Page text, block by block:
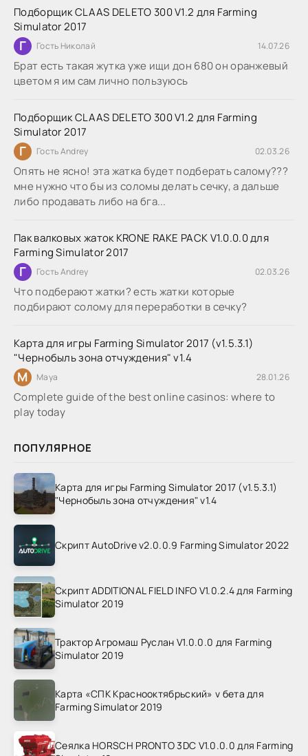
Подборщик CLAAS DELETO 300 V1.2 для Farming
Simulator 2017
Г Гость Николай 14.07.26
Брат есть такая жутка уже ищи дон 680 он оранжевый
цветом я им сам лично пользуюсь
Подборщик CLAAS DELETO 300 V1.2 для Farming
Simulator 2017
Г Гость Andrey 02.03.26
Опять не ясно! эта жатка будет подберать салому???
мне нужно что бы из соломы делать сечку, а дальше
либо продавать либо на бга...
Пак валковых жаток KRONE RAKE PACK V1.0.0.0 для
Farming Simulator 2017
Г Гость Andrey 02.03.26
Что подберают жатки? есть жатки которые
подбирают солому для переработки в сечку?
Карта для игры Farming Simulator 2017 (v1.5.3.1)
"Чернобыль зона отчуждения" v1.4
M Maya 28.01.26
Complete guide of the best online casinos: where to
play today
ПОПУЛЯРНОЕ
Карта для игры Farming Simulator 2017 (v1.5.3.1)
"Чернобыль зона отчуждения" v1.4
Скрипт AutoDrive v2.0.0.9 Farming Simulator 2022
Скрипт ADDITIONAL FIELD INFO V1.0.2.4 для Farming
Simulator 2019
Трактор Агромаш Руслан V1.0.0.0 для Farming
Simulator 2019
Карта «СПК Краснооктябрьский» v бета для
Farming Simulator 2019
Сеялка HORSCH PRONTO 3DC V1.0.0.0 для Farming